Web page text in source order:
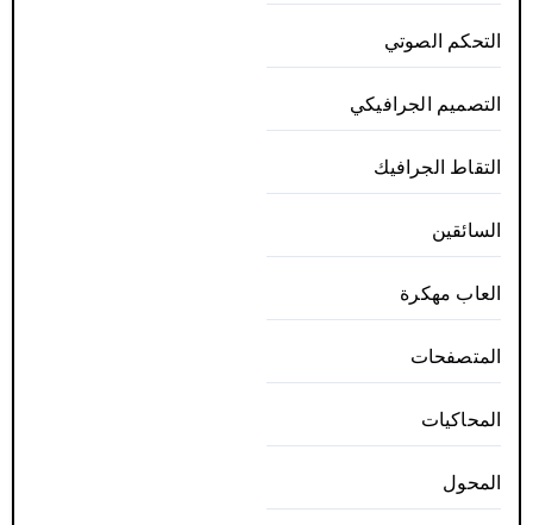
التحكم الصوتي
التصميم الجرافيكي
التقاط الجرافيك
السائقين
العاب مهكرة
المتصفحات
المحاكيات
المحول